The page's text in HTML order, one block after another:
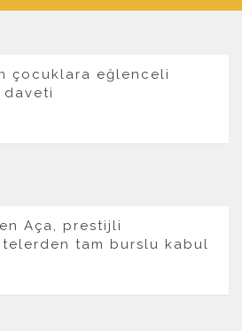
çocuklara eğlenceli
Aça, prestijli
tam burslu kabul